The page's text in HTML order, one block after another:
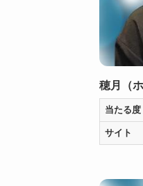
穂月（ホ
当たる度
サイト